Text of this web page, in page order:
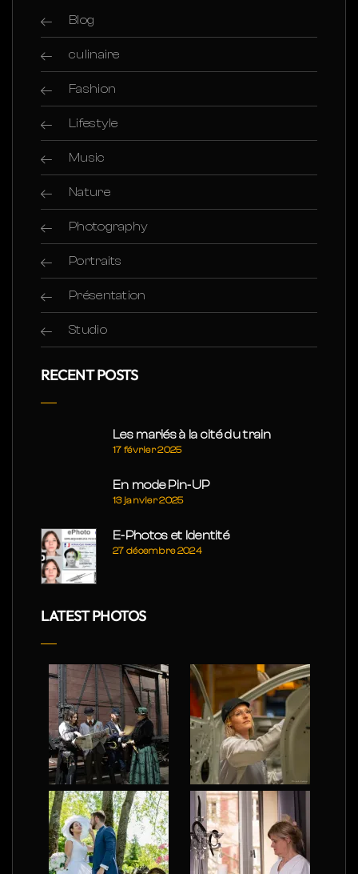
Blog
culinaire
Fashion
Lifestyle
Music
Nature
Photography
Portraits
Présentation
Studio
RECENT POSTS
Les mariés à la cité du train
17 février 2025
En mode Pin-UP
13 janvier 2025
E-Photos et Identité
27 décembre 2024
LATEST PHOTOS